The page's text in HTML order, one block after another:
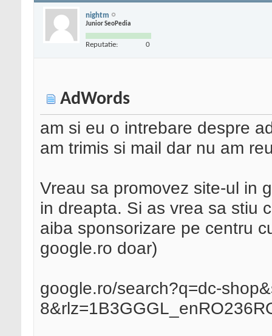
nightm
Junior SeoPedia
Reputatie: 0
AdWords
am si eu o intrebare despre
am trimis si mail dar nu am
Vreau sa promovez site-ul in
in dreapta. Si as vrea sa stiu
aiba sponsorizare pe centru
google.ro doar)
google.ro/search?q=dc-